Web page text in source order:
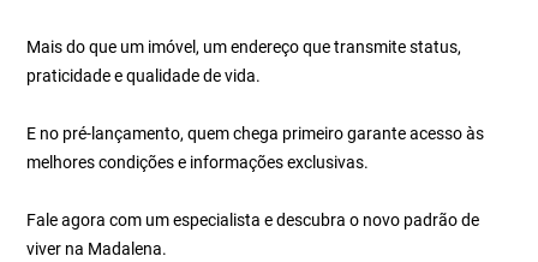
Mais do que um imóvel, um endereço que transmite status,
praticidade e qualidade de vida.
E no pré-lançamento, quem chega primeiro garante acesso às
melhores condições e informações exclusivas.
Fale agora com um especialista e descubra o novo padrão de
viver na Madalena.